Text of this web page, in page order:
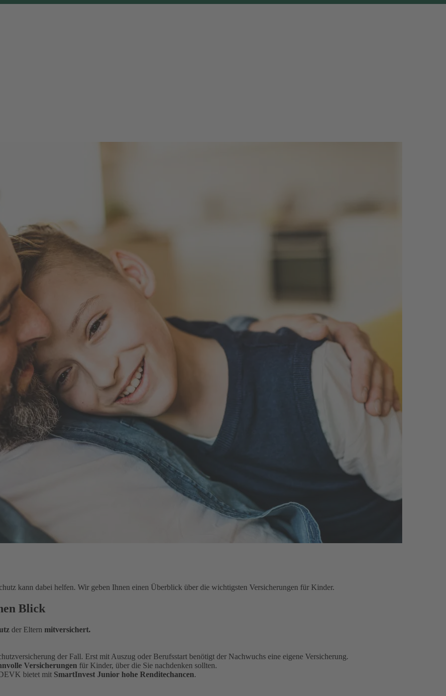
kann dabei helfen. Wir geben Ihnen einen Überblick über die wichtigsten Versicherungen für Kinder.
Blick
der Eltern mitversichert.
der Fall. Erst mit Auszug oder Berufsstart benötigt der Nachwuchs eine eigene Versicherung.
Versicherungen für Kinder, über die Sie nachdenken sollten.
bietet mit SmartInvest Junior hohe Renditechancen.